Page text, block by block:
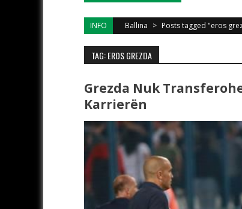
INFO Ballina > Posts tagged "eros
TAG: EROS GREZDA
Grezda Nuk
Karrierën